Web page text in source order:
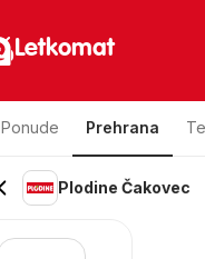
Letkomat
Ponude Prehrana
Plodine Čakovec